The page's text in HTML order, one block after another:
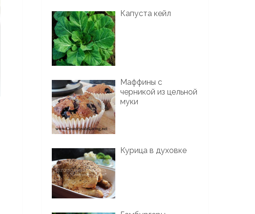
Капуста кейл
Маффины с
черникой из цельной
муки
Курица в духовке